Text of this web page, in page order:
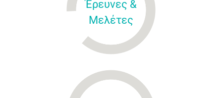
Έρευνες &
Μελέτες